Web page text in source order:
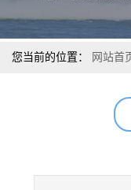
您当前的位置： 网站首